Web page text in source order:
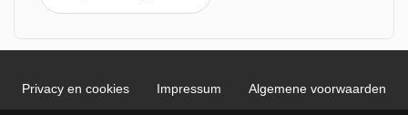
Privacy en cookies Impressum Algemene voorwaarden